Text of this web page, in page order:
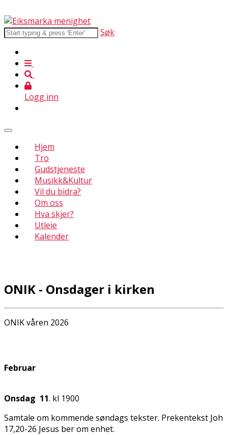
Søk
Logg inn
Hjem
Tro
Gudstjeneste
Musikk&Kultur
Vil du bidra?
Om oss
Hva skjer?
Utleie
Kalender
ONIK - Onsdager i kirken
ONIK våren 2026
Februar
Onsdag 11. kl 1900
Samtale om kommende søndags tekster. Prekentekst Joh
17,20-26 Jesus ber om enhet.